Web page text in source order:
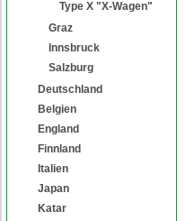
Type X "X-Wagen"
Graz
Innsbruck
Salzburg
Deutschland
Belgien
England
Finnland
Italien
Japan
Katar